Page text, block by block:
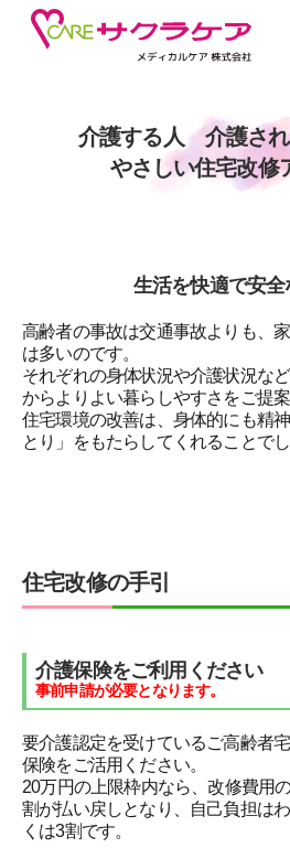
介護する人 介護さ
やさしい住宅改修
生活を快適で安
高齢者の事故は交通事故よりも、
は多いのです。
それぞれの身体状況や介護状況な
からよりよい暮らしやすさをご提案
住宅環境の改善は、身体的にも精
とり」をもたらしてくれることでし
住宅改修の手引
介護保険をご利用ください
事前申請が必要となります。
要介護認定を受けているご高齢者
保険をご活用ください。
20万円の上限枠内なら、改修費用
割が払い戻しとなり、自己負担は
くは3割です。